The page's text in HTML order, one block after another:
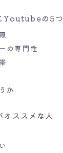
Youtubeの5
の専門性
か
オススメな人